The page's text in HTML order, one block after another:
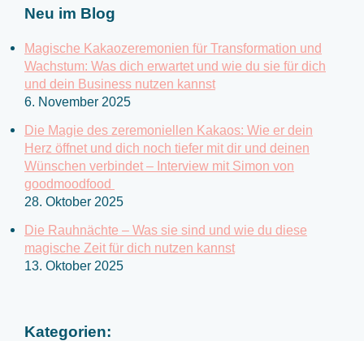
Neu im Blog
Magische Kakaozeremonien für Transformation und
Wachstum: Was dich erwartet und wie du sie für dich
und dein Business nutzen kannst
6. November 2025
Die Magie des zeremoniellen Kakaos: Wie er dein
Herz öffnet und dich noch tiefer mit dir und deinen
Wünschen verbindet – Interview mit Simon von
goodmoodfood
28. Oktober 2025
Die Rauhnächte – Was sie sind und wie du diese
magische Zeit für dich nutzen kannst
13. Oktober 2025
Kategorien: